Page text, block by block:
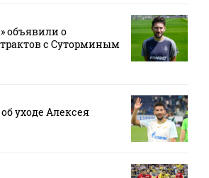
объявили о
с Суторминым
уходе Алексея